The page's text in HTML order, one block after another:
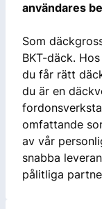
användares
Som
BKT-däck.
du får rätt
du är en
omfattande
av vår
snabba
pålitliga